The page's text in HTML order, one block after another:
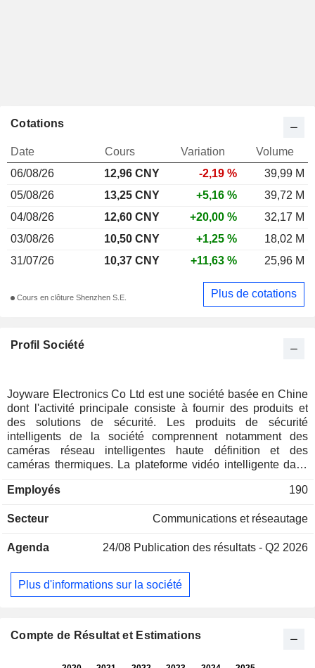
Profil Société
Joyware Electronics Co Ltd est une société basée en Chine
dont l'activité principale consiste à fournir des produits et
des solutions de sécurité. Les produits de sécurité
intelligents de la société comprennent notamment des
caméras réseau intelligentes haute définition et des
caméras thermiques. La plateforme vidéo intelligente dans
gestion et de contrôle intégrés des parkings intelligents,
stationnement urbain. Les produits robotiques de la société
robots intelligents et un robot d'inspection ferroviaire
informatiques de la société comprennent notamment un
système de positionnement par satellite pour les véhicules
principalement ses activités sur le marché national.
Employés 190
Secteur Communications et réseautage
Agenda 24/08 Publication des résultats - Q2 2026
Plus d'informations sur la société
Cotations
Date Cours Variation
Volume
06/08/26
12,96 CNY -2,19 %
39,99 M
05/08/26
13,25 CNY +5,16 %
39,72 M
04/08/26
12,60 CNY +20,00 %
32,17 M
03/08/26
10,50 CNY +1,25 %
18,02 M
31/07/26
10,37 CNY +11,63 % 25,96 M
Cours en clôture Shenzhen S.E. Plus de cotations
Compte de Résultat et Estimations